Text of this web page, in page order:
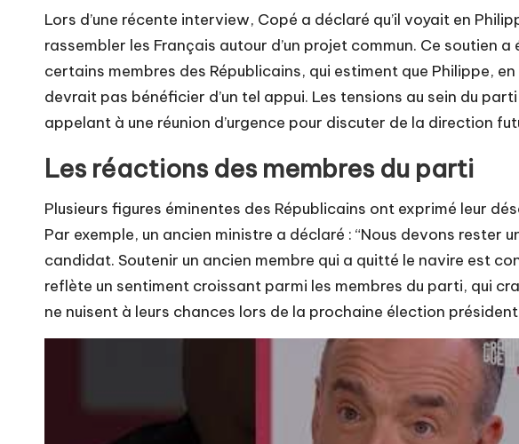
Lors d’une récente interview, Copé a déclaré qu’il voyait en
rassembler les Français autour d’un projet commun. Ce soutien
certains membres des Républicains, qui estiment que Philippe, en
devrait pas bénéficier d’un tel appui. Les tensions au sein du
appelant à une réunion d’urgence pour discuter de la direction
Les réactions des membres du parti
Plusieurs figures éminentes des Républicains ont exprimé leur
Par exemple, un ancien ministre a déclaré : “Nous devons rester
candidat. Soutenir un ancien membre qui a quitté le navire est
reflète un sentiment croissant parmi les membres du parti, qui
ne nuisent à leurs chances lors de la prochaine élection